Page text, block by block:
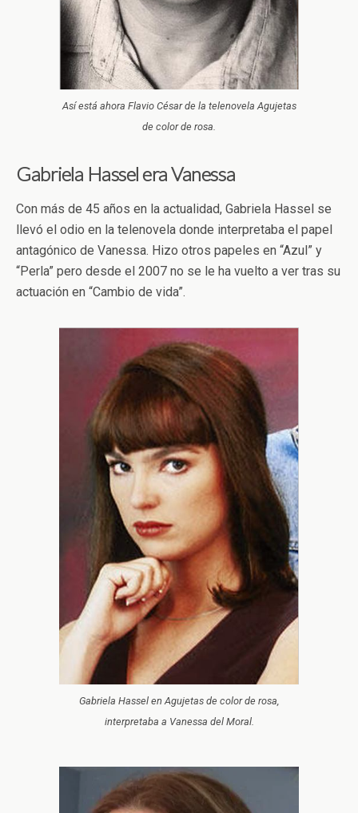
Así está ahora Flavio César de la telenovela Agujetas
de color de rosa.
Gabriela Hassel era Vanessa
Con más de 45 años en la actualidad, Gabriela Hassel se
llevó el odio en la telenovela donde interpretaba el papel
antagónico de Vanessa. Hizo otros papeles en “Azul” y
“Perla” pero desde el 2007 no se le ha vuelto a ver tras su
actuación en “Cambio de vida”.
Gabriela Hassel en Agujetas de color de rosa,
interpretaba a Vanessa del Moral.